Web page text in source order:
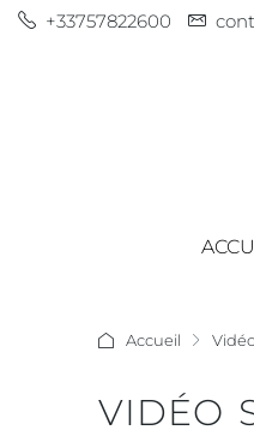
+33757822600
Accueil
VIDÉO